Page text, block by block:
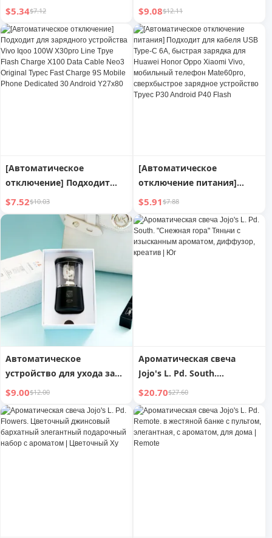
для кабеля данных Typec,
зарядного устройства Vivo
Iqoo, кабеля данных Tpye
Flash Charge 100 Вт, Neo5,
оригинального X60pro,
быстрой зарядки,
$5.34$7.12
Подходит для быстрой
зарядки PD для Apple
Iphone14, зарядный
кабель данных 13,
мобильный телефон
12pro, зарядный кабель
XR, автомобильная
$9.08$12.11
[Автоматическое
отключение] Подходит
для зарядного устройства
Vivo Iqoo 100W X30pro Line
Tpye Flash Charge X100 Data
Cable Neo3 Original Typec
Fast Charge 9S Mobile Phone
Dedicated 30 Android
Y27x80
$7.52$10.03
[Автоматическое
отключение питания]
Подходит для кабеля USB
Type-C 6A, быстрая зарядка
для Huawei Honor Oppo
Xiaomi Vivo, мобильный
телефон Mate60pro,
$5.91$7.88
Автоматическое
устройство для ухода за
невидимыми линзами
$9.00$12.00
Ароматическая свеча
Jojo's L. Pd. South.
"Снежная гора" Тяньчи с
изысканным ароматом,
диффузор, креатив | Юг
$20.70$27.60